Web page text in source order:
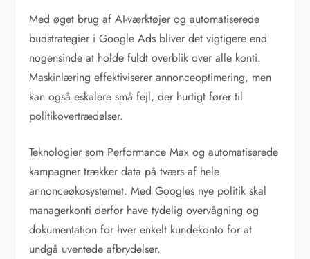
Med øget brug af AI-værktøjer og automatiserede
budstrategier i Google Ads bliver det vigtigere end
nogensinde at holde fuldt overblik over alle konti.
Maskinlæring effektiviserer annonceoptimering, men
kan også eskalere små fejl, der hurtigt fører til
politikovertrædelser.
Teknologier som Performance Max og automatiserede
kampagner trækker data på tværs af hele
annonceøkosystemet. Med Googles nye politik skal
managerkonti derfor have tydelig overvågning og
dokumentation for hver enkelt kundekonto for at
undgå uventede afbrydelser.